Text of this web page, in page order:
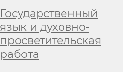
Государственный
язык и духовно-
просветительская
работа